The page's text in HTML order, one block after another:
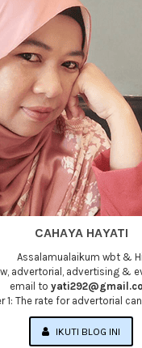
CAHAYA HAYATI
Assalamualaikum wbt &
advertorial, advertising &
email to
1: The rate for advertorial
IKUTI BLOG INI